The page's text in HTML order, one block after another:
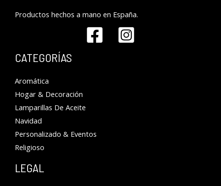
Productos hechos a mano en España.
CATEGORÍAS
Aromática
Hogar & Decoración
Lamparillas De Aceite
Navidad
Personalizado & Eventos
Religioso
LEGAL